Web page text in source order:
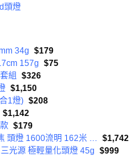
頭燈
34g $179
157g $75
組
$326
$1,150
1燈) $208
$1,142
$179
$1,742
光源 極輕量化頭燈 45g $999